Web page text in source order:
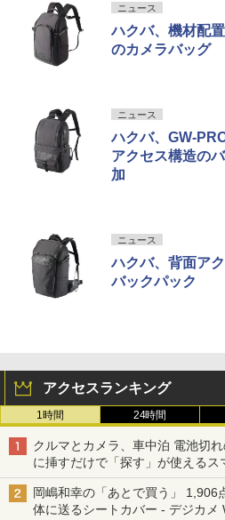
ニュース
ハクバ、機材配
のカメラバッグ
ニュース
ハクバ、GW-
アクセス構造の
加
ニュース
ハクバ、背面ア
バックパック
アクセスランキング
1時間 24時間
クルマとカメラ、車中泊 電池切
に挿すだけで「探す」が使える
岡嶋和幸の「あとで買う」 1,906
体に送るシートカバー - デジカメ